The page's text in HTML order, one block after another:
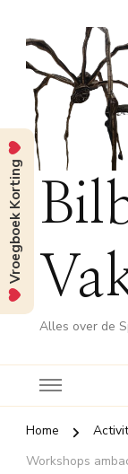
Alles over de
Home
Workshops
Vroegboek Korting